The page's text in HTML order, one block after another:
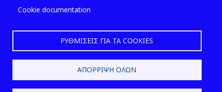
Cookie documentation
ΡΥΘΜΊΣΕΙΣ ΓΙΑ ΤΑ COOKIES
ΑΠΌΡΡΙΨΗ ΌΛΩΝ
2026 © ΕΛ.ΙΝ.Υ.Α.Ε.
Design & Development by